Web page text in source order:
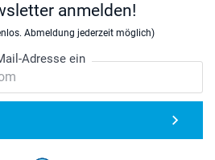
anmelden!
Abmeldung jederzeit möglich)
Adresse ein